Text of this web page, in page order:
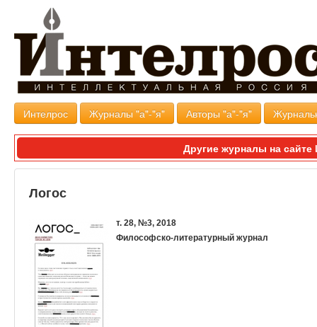
Интелрос Журналы "а"-"я" Авторы "а"-"я"
Другие журналы на
Логос
т. 28, №3, 2018
Философско-литературный журнал